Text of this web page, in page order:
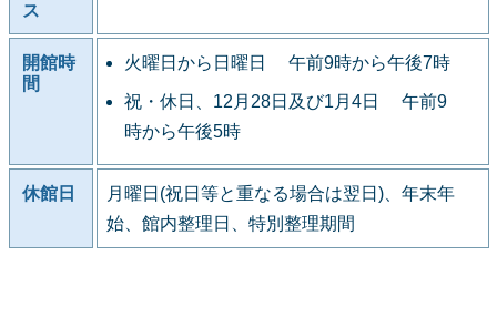
ス
開館時
間
火曜日から日曜日 午前9時から午後7時
祝・休日、12月28日及び1月4日 午前9
時から午後5時
休館日
月曜日(祝日等と重なる場合は翌日)、年末年
始、館内整理日、特別整理期間